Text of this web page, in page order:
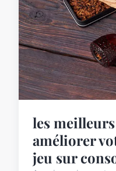
les
améliorer
jeu sur